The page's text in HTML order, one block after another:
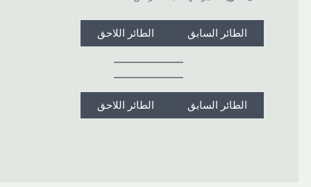
الطائر السابق الطائر اللاحق
الطائر السابق الطائر اللاحق